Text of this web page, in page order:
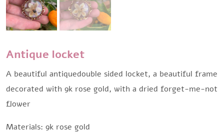
Antique locket
A beautiful antiquedouble sided locket, a beautiful frame
decorated with 9k rose gold, with a dried forget-me-not
flower
Materials: 9k rose gold